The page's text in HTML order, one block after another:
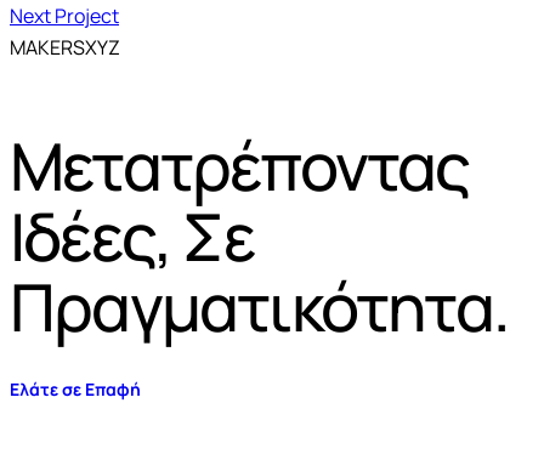
Next Project
MAKERSXYZ
Μετατρέποντας
Ιδέες, Σε
Πραγματικότητα.
Ελάτε σε Επαφή